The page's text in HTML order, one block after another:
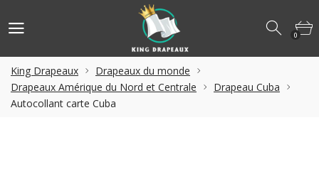
0
King Drapeaux
Drapeaux du monde
Drapeaux Amérique du Nord et Centrale
Drapeau Cuba
Autocollant carte Cuba